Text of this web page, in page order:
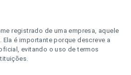
registrado de uma empresa, aquele
é importante porque descreve a
evitando o uso de termos